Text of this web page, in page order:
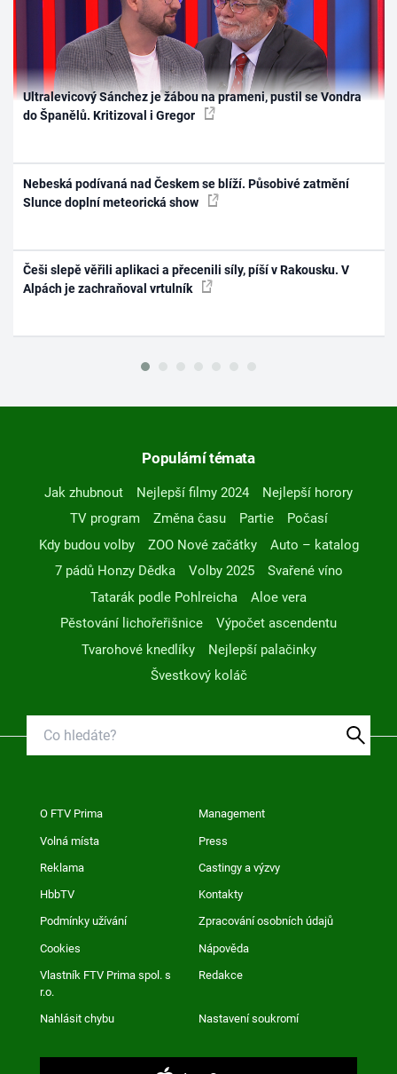
Ultralevicový Sánchez je žábou na prameni, pustil se Vondra
do Španělů. Kritizoval i Gregor
Nebeská podívaná nad Českem se blíží. Působivé zatmění
Slunce doplní meteorická show
Češi slepě věřili aplikaci a přecenili síly, píší v Rakousku. V
Alpách je zachraňoval vrtulník
Populární témata
Jak zhubnout Nejlepší filmy 2024
Nejlepší horory
TV program
Změna času Partie
Počasí
Kdy budou volby
ZOO Nové začátky
Auto – katalog
7 pádů Honzy Dědka
Volby 2025
Svařené víno
Tatarák podle Pohlreicha
Aloe vera
Pěstování lichořeřišnice
Výpočet ascendentu
Tvarohové knedlíky
Nejlepší palačinky
Švestkový koláč
O FTV Prima Management
Volná místa Press
Reklama Castingy a výzvy
HbbTV Kontakty
Podmínky užívání Zpracování osobních údajů
Cookies Nápověda
Vlastník FTV Prima spol. s
r.o.
Redakce
Nahlásit chybu Nastavení soukromí